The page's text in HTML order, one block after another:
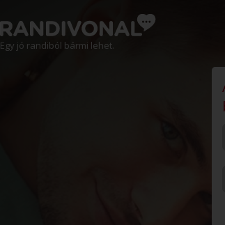
Egy jó randiból bármi lehet.